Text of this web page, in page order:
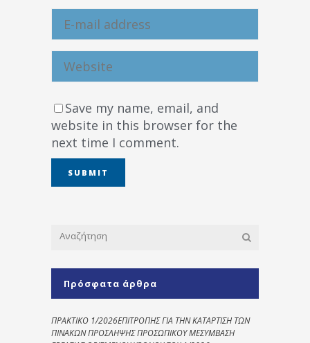
Save my name, email, and
website in this browser for the
next time I comment.
Πρόσφατα άρθρα
ΠΡΑΚΤΙΚΟ 1/2026ΕΠΙΤΡΟΠΗΣ ΓΙΑ ΤΗΝ ΚΑΤΑΡΤΙΣΗ ΤΩΝ
ΠΙΝΑΚΩΝ ΠΡΟΣΛΗΨΗΣ ΠΡΟΣΩΠΙΚΟΥ ΜΕΣΥΜΒΑΣΗ